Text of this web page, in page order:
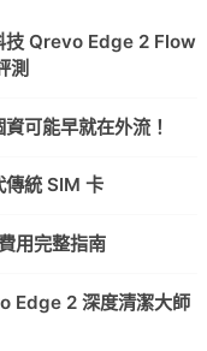
技 Qrevo Edge 2 Flow
測
可能早就在外流！
傳統 SIM 卡
用完整指南
Edge 2 深度清潔大師